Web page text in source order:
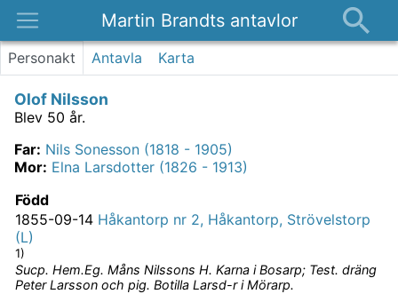
Martin Brandts antavlor
Platser
Om
Kontakt
Personakt Antavla Karta
Olof Nilsson
Blev 50 år.
Far: Nils Sonesson (1818 - 1905)
Mor: Elna Larsdotter (1826 - 1913)
Född
1855-09-14 Håkantorp nr 2, Håkantorp, Strövelstorp
(L)
1)
Sucp. Hem.Eg. Måns Nilssons H. Karna i Bosarp; Test. dräng
Peter Larsson och pig. Botilla Larsd-r i Mörarp.